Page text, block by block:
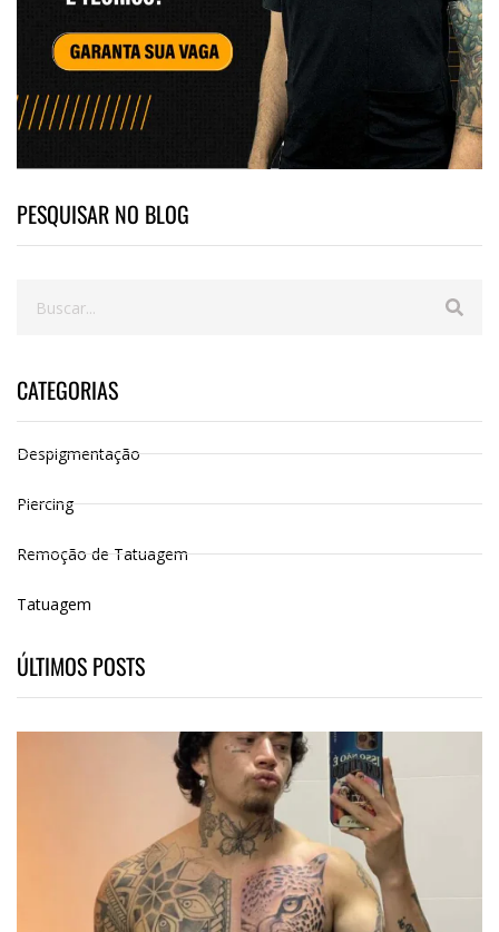
PESQUISAR NO BLOG
CATEGORIAS
Despigmentação
Piercing
Remoção de Tatuagem
Tatuagem
ÚLTIMOS POSTS